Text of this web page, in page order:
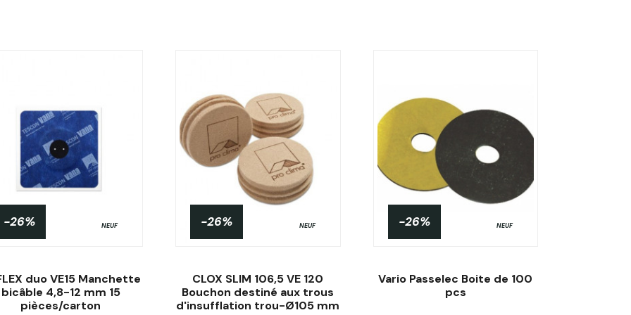
-26% NEUF
duo VE15 Manchette
bicâble 4,8-12 mm 15
pièces/carton
-26% NEUF
CLOX SLIM 106,5 VE 120
Bouchon destiné aux trous
d'insufflation trou-Ø105 mm
-26% NEUF
Vario Passelec Boite de 100
pcs